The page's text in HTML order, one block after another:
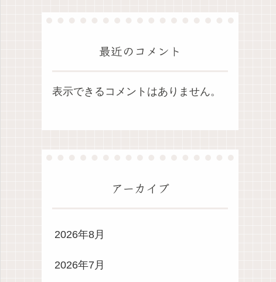
最近のコメント
表示できるコメントはありません。
アーカイブ
2026年8月
2026年7月